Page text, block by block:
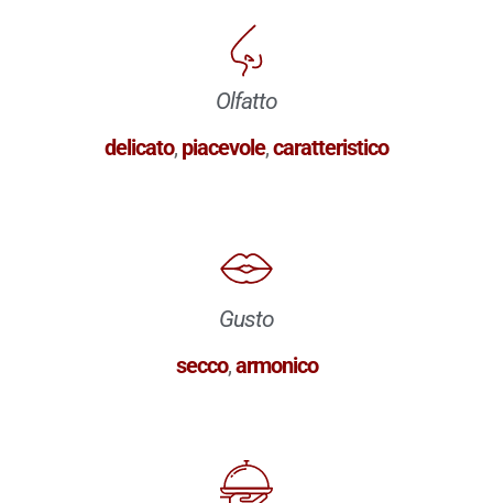
Olfatto
delicato, piacevole,caratteristico
Gusto
secco,armonico